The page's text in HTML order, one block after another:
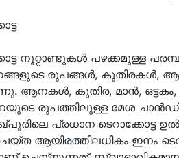
നൂറ്റാണ്ടുകൾ പഴക്കമുള്ള
രൂപങ്ങൾ, കുതിരകൾ,
ആനകൾ, കുതിര, മാൻ,
രൂപത്തിലുള്ള മേശ
പ്രധാന ടെറാക്കോട്ട
ആയിരത്തിലധികം ഇനം